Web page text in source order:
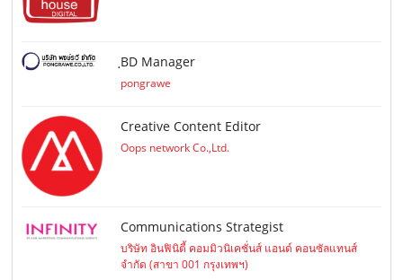
ฺBD Manager
pongrawe
Creative Content Editor
Oops network Co.,Ltd.
Communications Strategist
บริษัท อินฟินิตี้ คอมมิวนิเคชั่นส์ แอนด์ คอนซัลแทนส์
จำกัด (สาขา 001 กรุงเทพฯ)